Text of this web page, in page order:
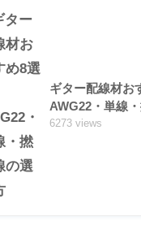
ギター配線材お
AWG22・単線
6273 views